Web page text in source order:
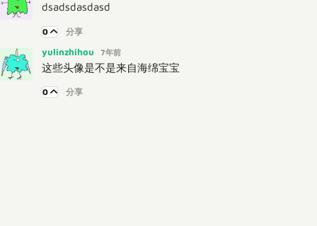
dsadsdasdasd
0 分享
yulinzhihou 7年前
这些头像是不是来自海绵宝宝
0 分享